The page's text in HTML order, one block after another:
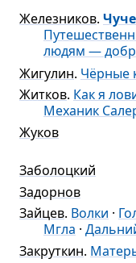
Железников.
людям —
Жигулин. Чёрные
Житков. Как я
Механик
Жуков
Заболоцкий
Задорнов
Зайцев. Волки ·
Мгла ·
Закруткин.